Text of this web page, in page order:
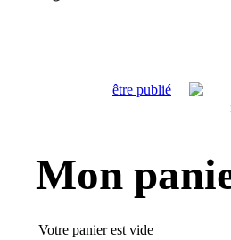
être publié
Mon
Votre panier est vide